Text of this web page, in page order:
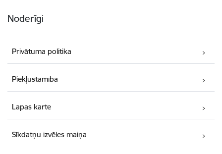
Noderīgi
Privātuma politika
Piekļūstamība
Lapas karte
Sīkdatņu izvēles maiņa